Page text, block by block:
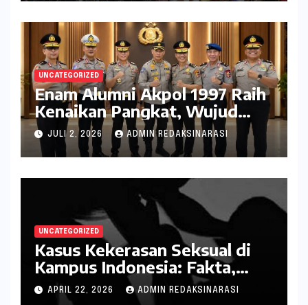
UNCATEGORIZED
Enam Alumni Akpol 1997 Raih
Kenaikan Pangkat, Wujud
Penghargaan atas Pengabdian
kepada Negara
JULI 2, 2026 ADMIN REDAKSINARASI
UNCATEGORIZED
Kasus Kekerasan Seksual di
Kampus Indonesia: Fakta,
Pola Berulang, dan Tantangan
Penanganannya
APRIL 22, 2026 ADMIN REDAKSINARASI